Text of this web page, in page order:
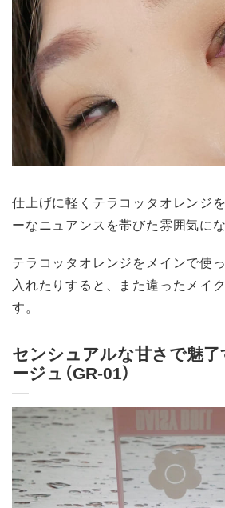
仕上げに軽くテラコッタオレンジ
ーなニュアンスを帯びた雰囲気にな
テラコッタオレンジをメインで使
入れたりすると、また違ったメイ
す。
センシュアルな甘さで魅
ージュ（GR-01）